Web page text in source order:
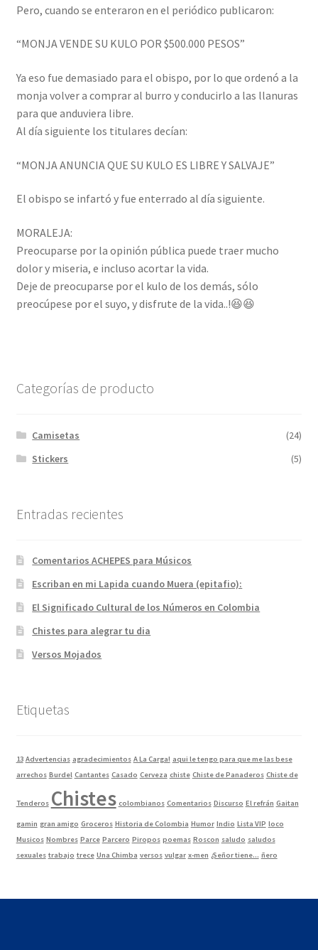
Pero, cuando se enteraron en el periódico publicaron:
“MONJA VENDE SU KULO POR $500.000 PESOS”
Ya eso fue demasiado para el obispo, por lo que ordenó a la
monja volver a comprar al burro y conducirlo a las llanuras
para que anduviera libre.
Al día siguiente los titulares decían:
“MONJA ANUNCIA QUE SU KULO ES LIBRE Y SALVAJE”
El obispo se infartó y fue enterrado al día siguiente.
MORALEJA:
Preocuparse por la opinión pública puede traer mucho
dolor y miseria, e incluso acortar la vida.
Deje de preocuparse por el kulo de los demás, sólo
preocúpese por el suyo, y disfrute de la vida..!😆😆
Categorías de producto
Camisetas
(24)
Stickers
(5)
Entradas recientes
Comentarios ACHEPES para Músicos
Escriban en mi Lapida cuando Muera (epitafio):
El Significado Cultural de los Números en Colombia
Chistes para alegrar tu dia
Versos Mojados
Etiquetas
13 Advertencias agradecimientos A La Carga! aqui le tengo para que me las bese
arrechos Burdel Cantantes Casado Cerveza chiste Chiste de Panaderos Chiste de
Tenderos Chistes colombianos Comentarios Discurso El refrán Gaitan
gamin gran amigo Groceros Historia de Colombia Humor Indio Lista VIP loco
Musicos Nombres Parce Parcero Piropos poemas Roscon saludo saludos
sexuales trabajo trece Una Chimba versos vulgar x-men ¿Señor tiene... ñero